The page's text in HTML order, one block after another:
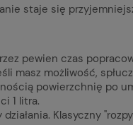
staje się
pewien czas
masz możliwość,
powierzchnię po
1 litra.
Klasyczny